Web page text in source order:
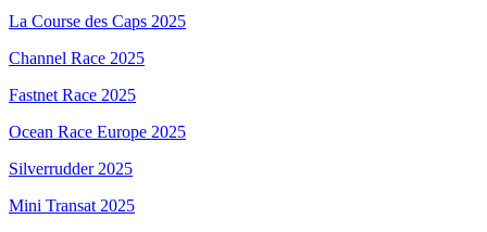
La Course des Caps 2025
Channel Race 2025
Fastnet Race 2025
Ocean Race Europe 2025
Silverrudder 2025
Mini Transat 2025